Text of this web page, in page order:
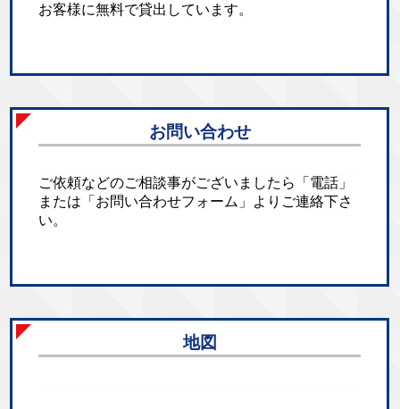
お客様に無料で貸出しています。
お問い合わせ
ご依頼などのご相談事がございましたら「電話」
または「お問い合わせフォーム」よりご連絡下さ
い。
地図